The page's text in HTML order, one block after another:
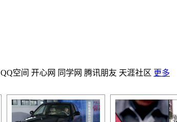
QQ空间 开心网 同学网 腾讯朋友 天涯社区 更多